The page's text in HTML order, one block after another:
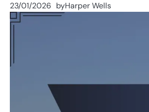
23/01/2026 byHarper Wells